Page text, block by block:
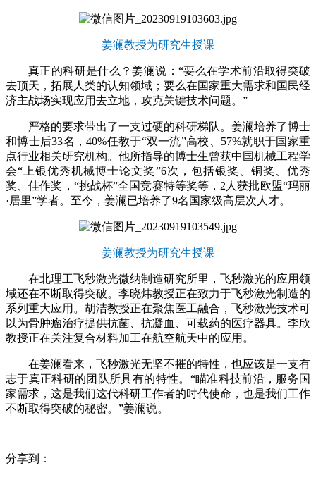
姜澜教授为研究生授课
真正的科研是什么？姜澜说：“要么在学术前沿取得突破
去顶天，拓展人类的认知领域；要么在国家重大需求和国民经
济主战场实现应用去立地，攻克关键技术问题。”
严格的要求带出了一支过硬的科研梯队。姜澜培养了博士
和博士后33名，40%任教于“双一流”高校、57%就职于国家重
点行业相关研究机构。他所指导的博士生曾获中国机械工程学
会“上银优秀机械博士论文奖”6次，包括银奖、铜奖、优秀
奖、佳作奖，“挑战杯”全国竞赛特等奖等，2人获批欧盟“玛丽
·居里”学者。至今，姜澜已培养了9名国家级高层次人才。
姜澜教授为研究生授课
在北理工飞秒激光微纳制造研究所里，飞秒激光的应用领
域还在不断取得突破。李晓炜教授正在致力于飞秒激光制造的
系列重大应用。胡洁教授正在聚焦医工融合，飞秒激光技术可
以为骨肿瘤治疗提供抗菌、抗凝血、可载药的医疗器具。李欣
教授正在关注复合材料加工在航空航天中的应用。
在姜澜看来，飞秒激光无坚不摧的特性，也应该是一支有
志于真正科研的团队所具有的特性。“瞄准科技前沿，服务国
家需求，这是我们这代科研工作者的时代使命，也是我们工作
不断取得突破的秘密。”姜澜说。
分享到：